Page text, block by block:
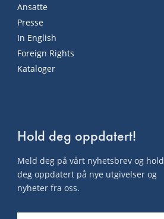
Ansatte
Presse
In English
Foreign Rights
Kataloger
Hold deg oppdatert!
Meld deg på vårt nyhetsbrev og hold
deg oppdatert på nye utgivelser og
nyheter fra oss.